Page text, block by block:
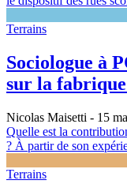
Terrains
Sociologue à
sur la
Nicolas Maisetti - 15
Quelle est la
? À partir de son
Terrains